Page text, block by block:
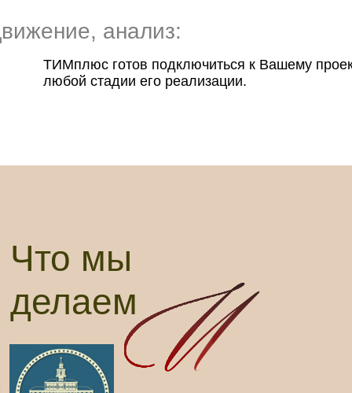
анализ:
ТИМплюс готов подключиться к Вашему
любой стадии его реализации.
Что мы
делаем